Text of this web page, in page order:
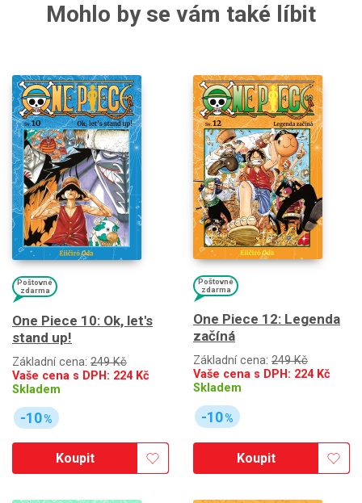
Mohlo by se vám také líbit
Poštovné
zdarma
One Piece 10: Ok, let's
stand up!
Základní cena: 249 Kč
Vaše cena s DPH: 224Kč
Skladem
-10%
Koupit
Poštovné
zdarma
One Piece 12: Legenda
začíná
Základní cena: 249 Kč
Vaše cena s DPH: 224Kč
Skladem
-10%
Koupit